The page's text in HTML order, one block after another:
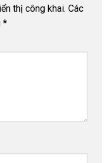
thị công khai. Các
*